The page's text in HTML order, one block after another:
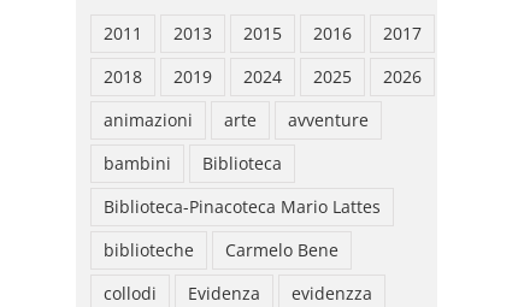
2011 2013 2015 2016
2017
2018
2019 2024 2025
2026
animazioni
arte
avventure
bambini
Biblioteca
Biblioteca-Pinacoteca Mario Lattes
biblioteche
Carmelo Bene
collodi
Evidenza
evidenzza